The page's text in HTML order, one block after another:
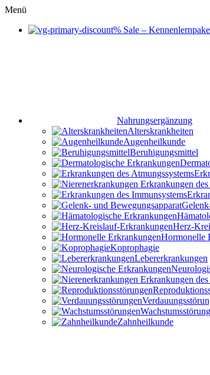
Menü
% Sale –
Nahrungsergänzung
Alterskrankheiten
Augenheilkunde
Beruhigungsmittel
Herz-
Hormonelle
Koprophagie
Lebererkrankungen
Zahnheilkunde